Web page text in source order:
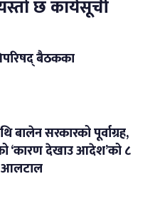
छ कार्यसूची
बैठकका
बालेन सरकारको पूर्वाग्रह,
‘कारण देखाउ आदेश’को ८
आलटाल